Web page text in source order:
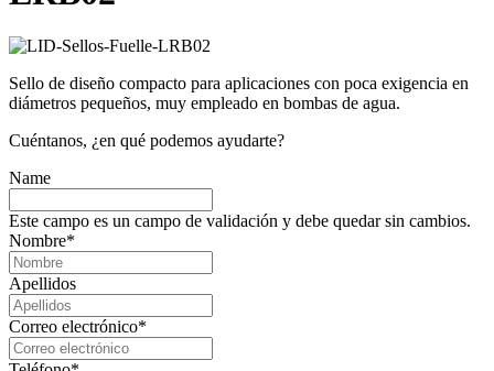
Sello de diseño compacto para aplicaciones con poca exigencia en
diámetros pequeños, muy empleado en bombas de agua.
Cuéntanos, ¿en qué podemos ayudarte?
Name
Este campo es un campo de validación y debe quedar sin cambios.
Nombre*
Apellidos
Correo electrónico*